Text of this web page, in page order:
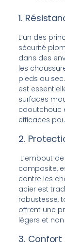
1.
L’un des
sécurité
dans des
les
pieds au
est
surfaces
caoutchouc
efficaces
2.
L’embout
composite,
contre les
acier est
robustesse,
offrent une
légers et
3.